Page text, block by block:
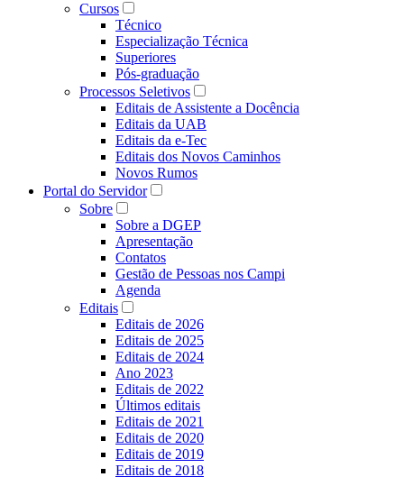
Cursos
Técnico
Especialização Técnica
Superiores
Pós-graduação
Processos Seletivos
Editais de Assistente a Docência
Editais da UAB
Editais da e-Tec
Editais dos Novos Caminhos
Novos Rumos
Portal do Servidor
Sobre
Sobre a DGEP
Apresentação
Contatos
Gestão de Pessoas nos Campi
Agenda
Editais
Editais de 2026
Editais de 2025
Editais de 2024
Ano 2023
Editais de 2022
Últimos editais
Editais de 2021
Editais de 2020
Editais de 2019
Editais de 2018